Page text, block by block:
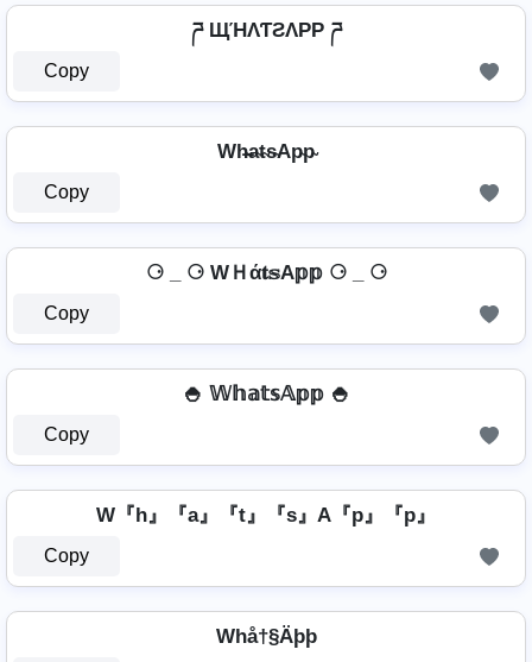
ཌ ЩΉΛƬƧΛPP ཌ
Copy
Wh̴̶a̴t̴s̴Ap̴p̴
Copy
⚆ _ ⚆ WＨά𝐭𝕤A𝕡𝕡 ⚆ _ ⚆
Copy
🍚 𝕎𝕙𝕒𝕥𝕤𝔸𝕡𝕡 🍚
Copy
W『h』『a』『t』『s』A『p』『p』
Copy
Whå†§Äþþ